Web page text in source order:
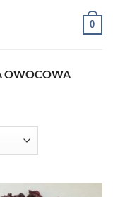
0
OWOCOWA